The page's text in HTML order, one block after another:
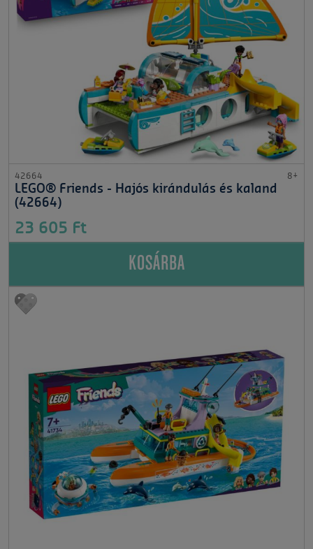
42664 8+
LEGO® Friends - Hajós kirándulás és kaland
(42664)
23 605 Ft
KOSÁRBA